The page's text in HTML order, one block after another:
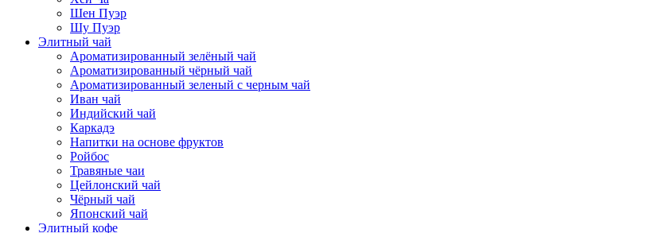
Шен Пуэр
Шу Пуэр
Элитный чай
Ароматизированный зелёный чай
Ароматизированный чёрный чай
Ароматизированный зеленый с черным чай
Иван чай
Индийский чай
Каркадэ
Напитки на основе фруктов
Ройбос
Травяные чаи
Цейлонский чай
Чёрный чай
Японский чай
Элитный кофе